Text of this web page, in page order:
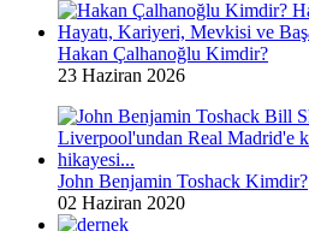
Hakan Çalhanoğlu Kimdir?
23 Haziran 2026
John Benjamin Toshack Kimdir?
02 Haziran 2020